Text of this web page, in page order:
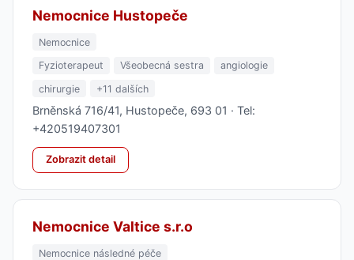
Nemocnice Hustopeče
Nemocnice
Fyzioterapeut
Všeobecná sestra
angiologie
chirurgie
+11 dalších
Brněnská 716/41, Hustopeče, 693 01 · Tel:
+420519407301
Zobrazit detail
Nemocnice Valtice s.r.o
Nemocnice následné péče